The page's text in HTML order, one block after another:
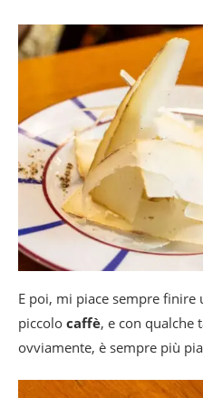
E poi, mi piace sempre finire
piccolo caffè, e con qualche
ovviamente, è sempre più